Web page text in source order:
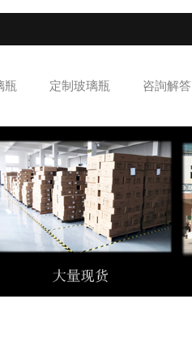
瓶 定制玻璃瓶 咨詢解答